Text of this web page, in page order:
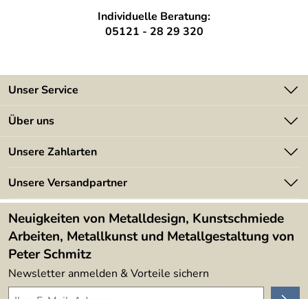
Individuelle Beratung:
05121 - 28 29 320
Unser Service
Kontakt
Kundeninformationen
Newsletter
Lieferbedingungen
Über uns
Angebote
Kundenbewertungen (394)
4,9/5
Unsere Zahlarten
Unsere Versandpartner
Neuigkeiten von Metalldesign, Kunstschmiede
Arbeiten, Metallkunst und Metallgestaltung von
Peter Schmitz
Newsletter anmelden & Vorteile sichern